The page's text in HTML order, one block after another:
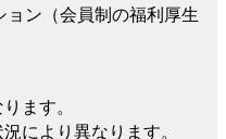
ョン（会員制の福利厚生
ます。
により異なります。